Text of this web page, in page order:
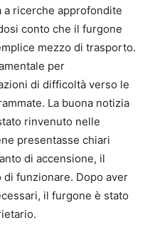
a ricerche approfondite
conto che il furgone
mezzo di trasporto.
per
di difficoltà verso le
La buona notizia
rinvenuto nelle
presentasse chiari
di accensione, il
funzionare. Dopo aver
il furgone è stato